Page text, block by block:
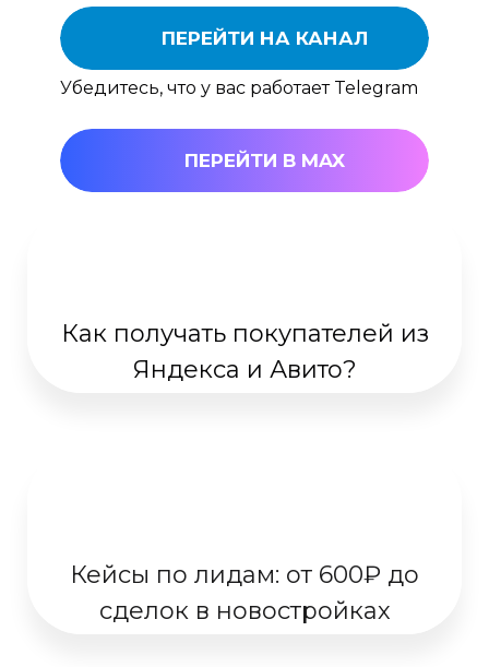
ПЕРЕЙТИ НА КАНАЛ
Убедитесь, что у вас работает Telegram
ПЕРЕЙТИ В MAX
Как получать покупателей из
Яндекса и Авито?
Кейсы по лидам: от 600₽ до
сделок в новостройках